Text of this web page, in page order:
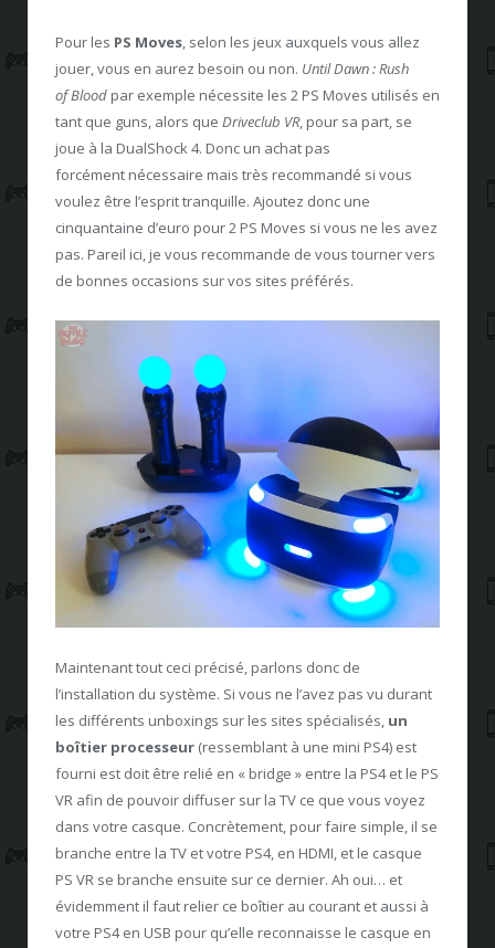
Pour les PS Moves , selon les jeux auxquels vous allez
jouer, vous en aurez besoin ou non. Until Dawn : Rush
of Blood par exemple nécessite les 2 PS Moves utilisés en
tant que guns, alors que Driveclub VR, pour sa part, se
joue à la DualShock 4. Donc un achat pas
forcément nécessaire mais très recommandé si vous
voulez être l’esprit tranquille. Ajoutez donc une
cinquantaine d’euro pour 2 PS Moves si vous ne les avez
pas. Pareil ici, je vous recommande de vous tourner vers
de bonnes occasions sur vos sites préférés.
Maintenant tout ceci précisé, parlons donc de
l’installation du système. Si vous ne l’avez pas vu durant
les différents unboxings sur les sites spécialisés, un
boîtier processeur (ressemblant à une mini PS4) est
fourni est doit être relié en « bridge » entre la PS4 et le PS
VR afin de pouvoir diffuser sur la TV ce que vous voyez
dans votre casque. Concrètement, pour faire simple, il se
branche entre la TV et votre PS4, en HDMI, et le casque
PS VR se branche ensuite sur ce dernier. Ah oui… et
évidemment il faut relier ce boîtier au courant et aussi à
votre PS4 en USB pour qu’elle reconnaisse le casque en